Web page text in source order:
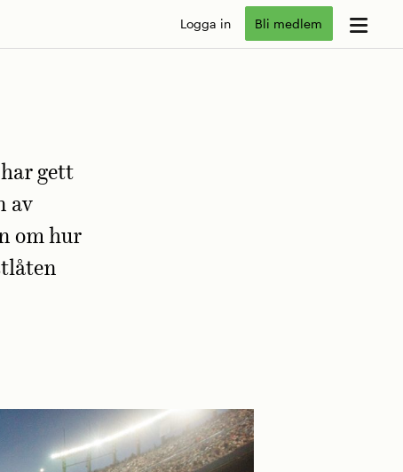
Logga in Bli medlem
gett
av
om hur